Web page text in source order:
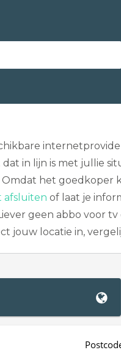
in lijn is met jullie
Omdat het goedkoper
afsluiten of laat je
geen abbo voor
jouw locatie in,